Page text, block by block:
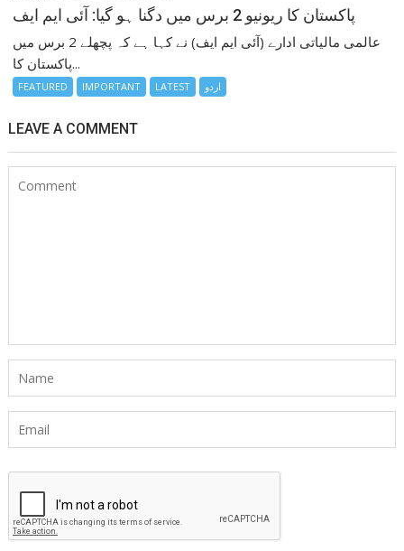
پاکستان کا ریونیو 2 برس میں دگنا ہو گیا: آئی ایم ایف
عالمی مالیاتی ادارے (آئی ایم ایف) نے کہا ہے کہ پچھلے 2 برس میں
پاکستان کا...
FEATURED IMPORTANT LATEST اردو
LEAVE A COMMENT